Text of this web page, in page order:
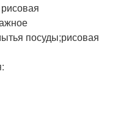
посуды;рисовая